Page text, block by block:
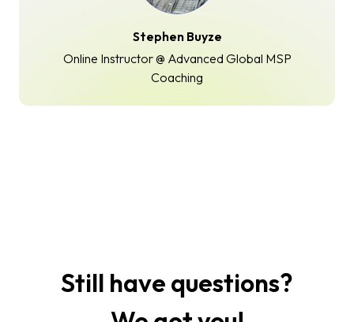
Stephen Buyze
Online Instructor @ Advanced Global MSP
Coaching
Still have questions?